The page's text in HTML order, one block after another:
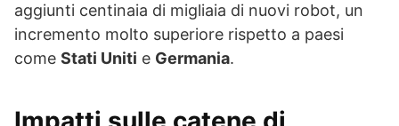
aggiunti centinaia di migliaia di nuovi robot, un
incremento molto superiore rispetto a paesi
come Stati Uniti e Germania.